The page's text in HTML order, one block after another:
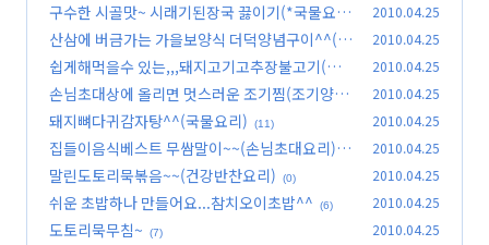
구수한 시골맛~ 시래기된장국 끓이기(*국물요리
*) (9)
2010.04.25
산삼에 버금가는 가을보양식 더덕양념구이^^(손
님초대요리) (3)
2010.04.25
쉽게해먹을수 있는,,,돼지고기고추장불고기(두
루치기)
(8)
2010.04.25
손님초대상에 올리면 멋스러운 조기찜(조기양념
구이)
(3)
2010.04.25
돼지뼈다귀감자탕^^(국물요리) (11) 2010.04.25
집들이음식베스트 무쌈말이~~(손님초대요리)
(9)
2010.04.25
말린도토리묵볶음~~(건강반찬요리) (0) 2010.04.25
쉬운 초밥하나 만들어요...참치오이초밥^^ (6) 2010.04.25
도토리묵무침~ (7) 2010.04.25